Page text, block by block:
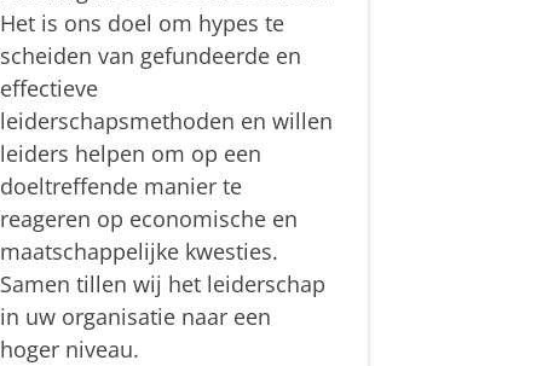
Het is ons doel om hypes te
scheiden van gefundeerde en
effectieve
leiderschapsmethoden en willen
leiders helpen om op een
doeltreffende manier te
reageren op economische en
maatschappelijke kwesties.
Samen tillen wij het leiderschap
in uw organisatie naar een
hoger niveau.